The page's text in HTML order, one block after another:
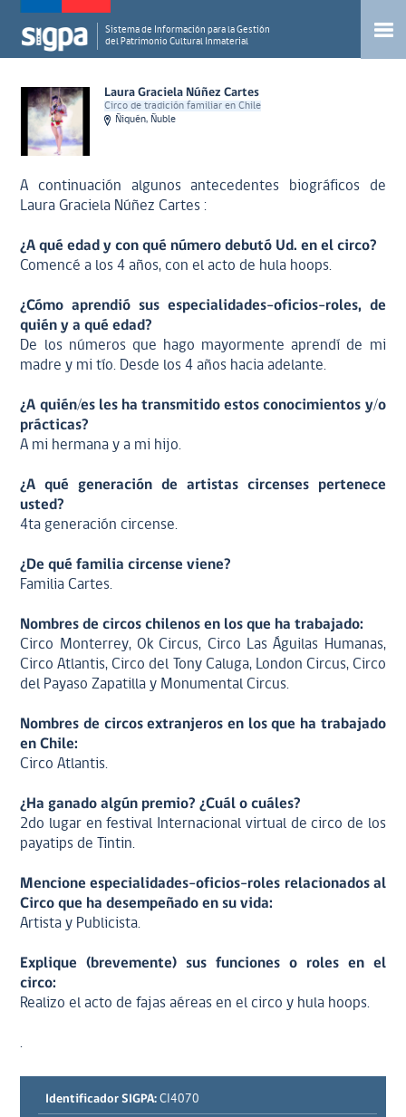
Sistema de Información para la Gestión
del Patrimonio Cultural Inmaterial
Laura Graciela Núñez Cartes
Circo de tradición familiar en Chile
Ñiquén, Ñuble
A continuación algunos antecedentes biográficos de
Laura Graciela Núñez Cartes :
¿A qué edad y con qué número debutó Ud. en el circo?
Comencé a los 4 años, con el acto de hula hoops.
¿Cómo aprendió sus especialidades-oficios-roles, de
quién y a qué edad?
De los números que hago mayormente aprendí de mi
madre y mi tío. Desde los 4 años hacia adelante.
¿A quién/es les ha transmitido estos conocimientos y/o
prácticas?
A mi hermana y a mi hijo.
¿A qué generación de artistas circenses pertenece
usted?
4ta generación circense.
¿De qué familia circense viene?
Familia Cartes.
Nombres de circos chilenos en los que ha trabajado:
Circo Monterrey, Ok Circus, Circo Las Águilas Humanas,
Circo Atlantis, Circo del Tony Caluga, London Circus, Circo
del Payaso Zapatilla y Monumental Circus.
Nombres de circos extranjeros en los que ha trabajado
en Chile:
Circo Atlantis.
¿Ha ganado algún premio? ¿Cuál o cuáles?
2do lugar en festival Internacional virtual de circo de los
payatips de Tintin.
Mencione especialidades-oficios-roles relacionados al
Circo que ha desempeñado en su vida:
Artista y Publicista.
Explique (brevemente) sus funciones o roles en el
circo:
Realizo el acto de fajas aéreas en el circo y hula hoops.
.
Identificador SIGPA: CI4070